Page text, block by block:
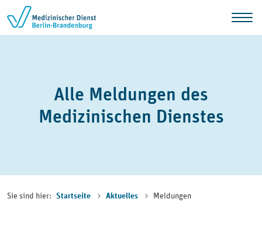
Zum Inhalt springen
Alle Meldungen des
Medizinischen Dienstes
Sie sind hier: Startseite Aktuelles Meldungen